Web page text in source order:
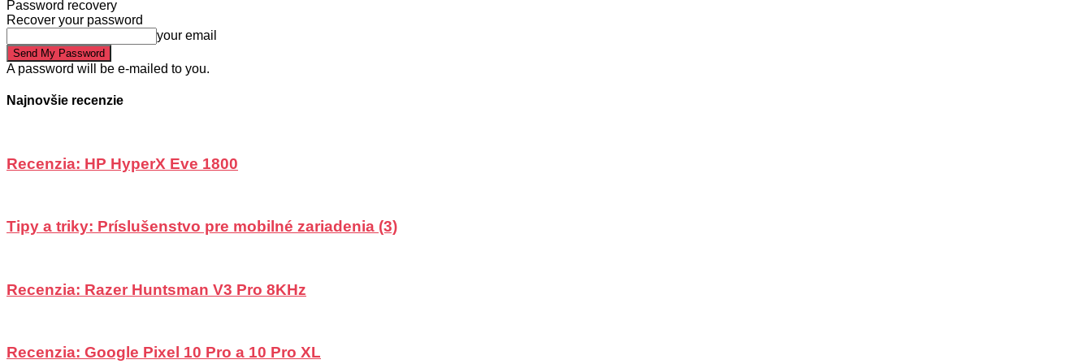
Password recovery
Recover your password
your email
A password will be e-mailed to you.
Najnovšie recenzie
Recenzia: HP HyperX Eve 1800
Tipy a triky: Príslušenstvo pre mobilné zariadenia (3)
Recenzia: Razer Huntsman V3 Pro 8KHz
Recenzia: Google Pixel 10 Pro a 10 Pro XL